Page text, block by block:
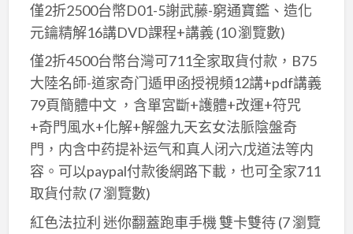
僅2折2500台幣D01-5謝武藤-窮通寶鑑、造化
元鑰精解16講DVD課程+講義 (10 瀏覽數)
僅2折4500台幣台灣可711全家取貨付款，B75
大陸名師-道家奇门遁甲函授視頻12講+pdf講義
79頁簡體中文 ，含單宮斷+護體+改運+符咒
+奇門風水+化解+解盤九天玄女法脈陰盤奇
門，内含中药提补运气和真人闭六戊道法等内
容。可以paypal付款後網路下載，也可全家711
取貨付款 (7 瀏覽數)
紅色法拉利 迷你翻蓋跑車手機 雙卡雙待(7 瀏覽